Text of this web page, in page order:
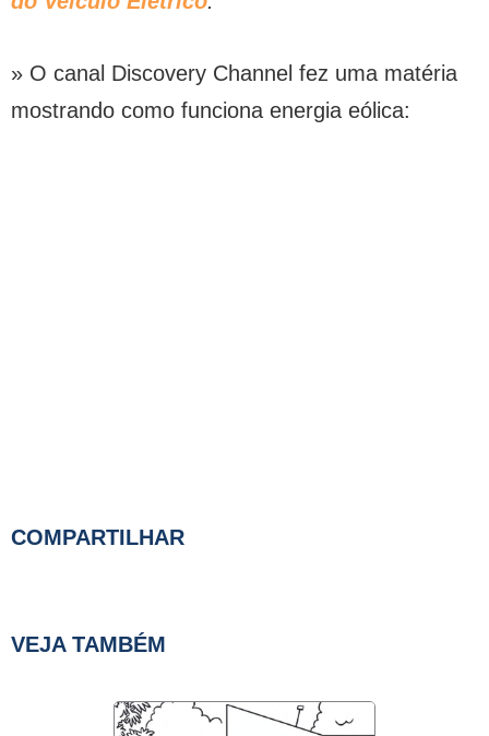
» O canal Discovery Channel fez uma matéria
mostrando como funciona energia eólica:
COMPARTILHAR
VEJA TAMBÉM